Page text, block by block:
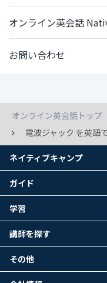
オンライン英会話
お問い合わせ
オンライン英会話トップ
電波ジャック を英語
ネイティブキャンプ
ガイド
学習
講師を探す
その他